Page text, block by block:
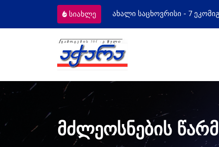
სიახლე
- 7 ეკომიგრანტს
მძლეოსნების